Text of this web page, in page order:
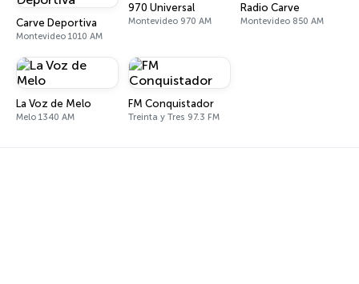
Carve Deportiva
Montevideo 1010 AM
970 Universal
Montevideo 970 AM
Radio Carve
Montevideo 850 AM
La Voz de Melo
Melo 1340 AM
FM Conquistador
Treinta y Tres 97.3 FM